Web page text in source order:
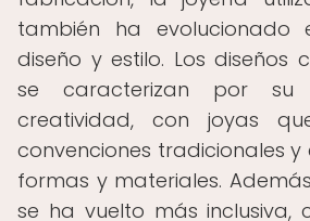
también ha evolucionado
diseño y estilo. Los diseños
se caracterizan por su
creatividad, con joyas
convenciones tradicionales y
formas y materiales.
se ha vuelto más inclusiva,